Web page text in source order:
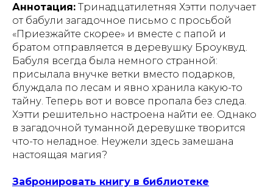
Аннотация: Тринадцатилетняя Хэтти получает
от бабули загадочное письмо с просьбой
«Приезжайте скорее» и вместе с папой и
братом отправляется в деревушку Броуквуд.
Бабуля всегда была немного странной:
присылала внучке ветки вместо подарков,
блуждала по лесам и явно хранила какую-то
тайну. Теперь вот и вовсе пропала без следа.
Хэтти решительно настроена найти ее. Однако
в загадочной туманной деревушке творится
что-то неладное. Неужели здесь замешана
настоящая магия?
Забронировать книгу в библиотеке